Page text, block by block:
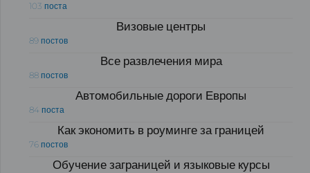
103 поста
Визовые центры
89 постов
Все развлечения мира
88 постов
Автомобильные дороги Европы
84 поста
Как экономить в роуминге за границей
76 постов
Обучение заграницей и языковые курсы